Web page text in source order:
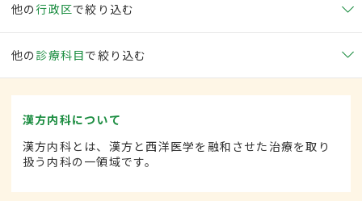
他の行政区で絞り込む
他の 診療科目で絞り込む
漢方内科について
漢方内科とは、漢方と西洋医学を融和させた治療を取り
扱う内科の一領域です。